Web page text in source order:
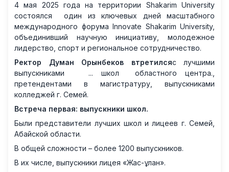
4 мая 2025 года на территории Shakarim University
состоялся один из ключевых дней масштабного
международного форума Innovate Shakarim University,
объединивший научную инициативу, молодежное
лидерство, спорт и региональное сотрудничество.
Ректор Думан Орынбеков втретилсяс лучшими
выпускниками ... школ областного центра.,
претендентами в магистратуру, выпускниками
колледжей г. Семей.
Встреча первая: выпускники школ.
Были представители лучших школ и лицеев г. Семей,
Абайской области.
В общей сложности – более 1200 выпускников.
В их числе, выпускники лицея «Жас-ұлан».